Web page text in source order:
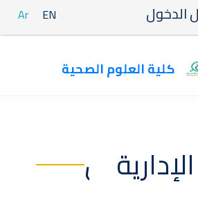
Ar EN الدخول
كلية العلوم الصحية
الشؤون الإدارية